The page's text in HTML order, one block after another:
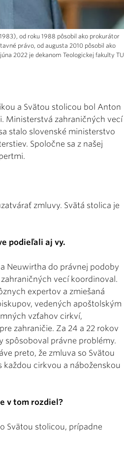
od roku 1988 pôsobil ako prokurátor
právo, od augusta 2010 pôsobil ako
2022 je dekanom Teologickej fakulty TU
a Svätou stolicou bol Anton
Ministerstvá zahraničných vecí
stalo slovenské ministerstvo
Spoločne sa z našej
zmluvy. Svätá stolica je
podieľali aj vy.
Neuwirtha do právnej podoby
vecí koordinoval.
expertov a zmiešaná
vedených apoštolským
vzťahov cirkví,
zahraničie. Za 24 a 22 rokov
spôsoboval právne problémy.
preto, že zmluva so Svätou
každou cirkvou a náboženskou
v tom rozdiel?
Svätou stolicou, prípadne